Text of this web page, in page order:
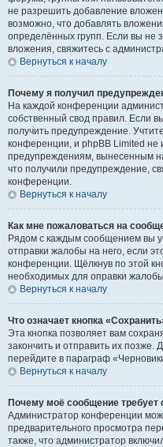
не разрешить добавление
возможно, что добавлять
определённых групп. Если вы не
вложения, свяжитесь с
Вернуться к началу
Почему я получил
На каждой конференции
собственный свод правил. Если
получить предупреждение.
конференции, и phpBB Limited не
предупреждениям, вынесенным
что получили предупреждение,
конференции.
Вернуться к началу
Как мне пожаловаться на
Рядом с каждым сообщением вы
отправки жалобы на него, если
конференции. Щёлкнув по этой
необходимых для оправки
Вернуться к началу
Что означает кнопка
Эта кнопка позволяет вам
закончить и отправить их позже.
перейдите в параграф
Вернуться к началу
Почему моё сообщение требует
Администратор конференции
предварительного просмотра
также, что администратор